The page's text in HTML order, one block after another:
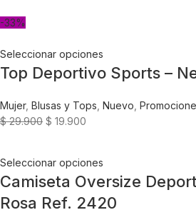
-33%
Seleccionar opciones
Top Deportivo Sports –
Mujer, Blusas y Tops Nuevo
$29.900 $ 19.900
Seleccionar opciones
Camiseta Oversize
Rosa Ref. 2420